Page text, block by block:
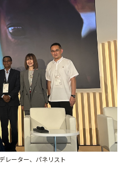
レーター、パネリスト